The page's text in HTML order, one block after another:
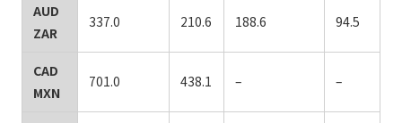
AUD
ZAR
337.0 210.6 188.6 94.5
CAD
MXN
701.0 438.1 – –